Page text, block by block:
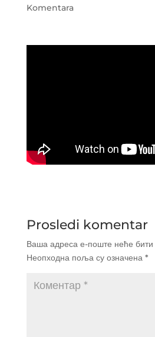
Komentara
Prosledi komentar
Ваша адреса е-поште неће бити
Неопходна поља су означена *